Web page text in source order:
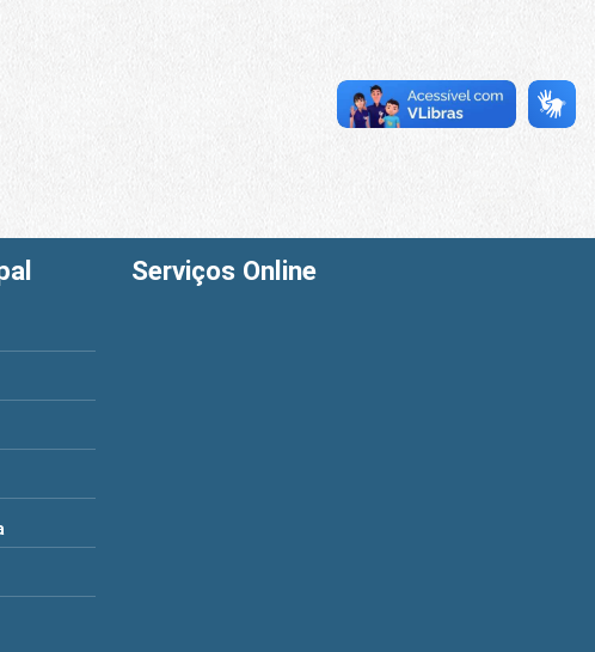
Serviços Online